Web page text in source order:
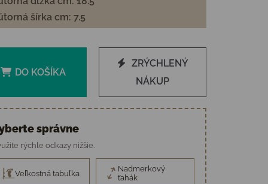
šírka cm: 7.5
DO KOŠÍKA
ZRÝCHLENÝ
NÁKUP
správne
rýchle odkazy nižšie.
Veľkostná tabuľka
Nadmerkový
ťahák